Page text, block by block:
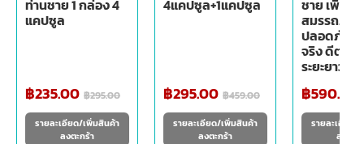
ท่านชาย 1 กล่อง 4
แคปซูล
฿235.00 ฿295.00
รายละเอียด/เพิ่มสินค้า
ลงตะกร้า
4แคปซูล+1แคปซูล
฿295.00 ฿459.00
รายละเอียด/เพิ่มสินค้า
ลงตะกร้า
ชาย เพิ่ม
สมรรถภา
ปลอดภัย เ
จริง ดีต่อสุ
ระยะยาว
฿590.00
รายละเอียด/
ลงตะก